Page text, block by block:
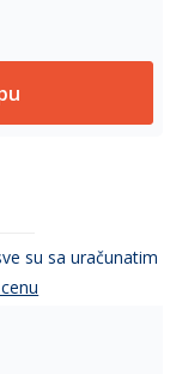
su sa uračunatim